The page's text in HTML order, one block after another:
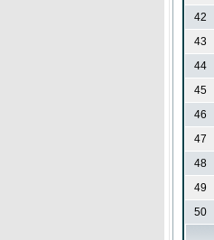
42
43
44
45
46
47
48
49
50